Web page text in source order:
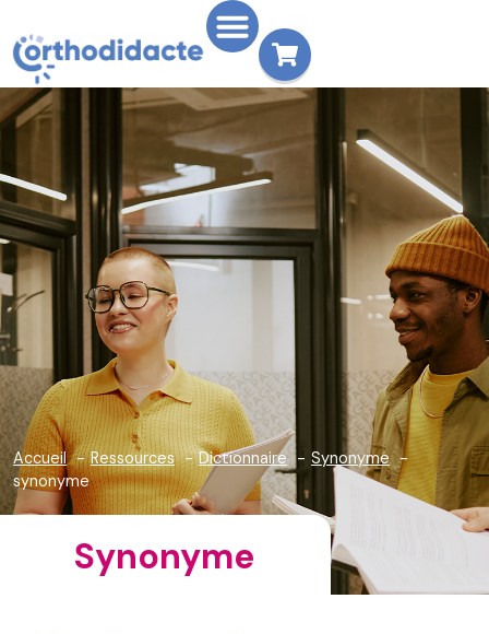
Accueil Ressources Dictionnaire
Synonyme
synonyme
Synonyme